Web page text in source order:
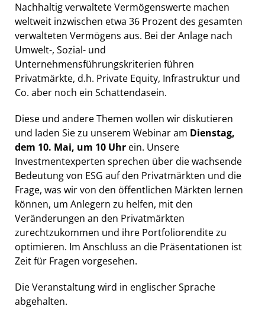
Nachhaltig verwaltete Vermögenswerte machen
weltweit inzwischen etwa 36 Prozent des gesamten
verwalteten Vermögens aus. Bei der Anlage nach
Umwelt-, Sozial- und
Unternehmensführungskriterien führen
Privatmärkte, d.h. Private Equity, Infrastruktur und
Co. aber noch ein Schattendasein.
Diese und andere Themen wollen wir diskutieren
und laden Sie zu unserem Webinar am Dienstag,
dem 10. Mai, um 10 Uhr ein. Unsere
Investmentexperten sprechen über die wachsende
Bedeutung von ESG auf den Privatmärkten und die
Frage, was wir von den öffentlichen Märkten lernen
können, um Anlegern zu helfen, mit den
Veränderungen an den Privatmärkten
zurechtzukommen und ihre Portfoliorendite zu
optimieren. Im Anschluss an die Präsentationen ist
Zeit für Fragen vorgesehen.
Die Veranstaltung wird in englischer Sprache
abgehalten.